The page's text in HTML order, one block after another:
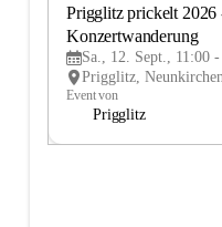
Prigglitz prickelt 2026
Konzertwanderung
Sa., 12. Sept., 11:00
Event von
Prigglitz